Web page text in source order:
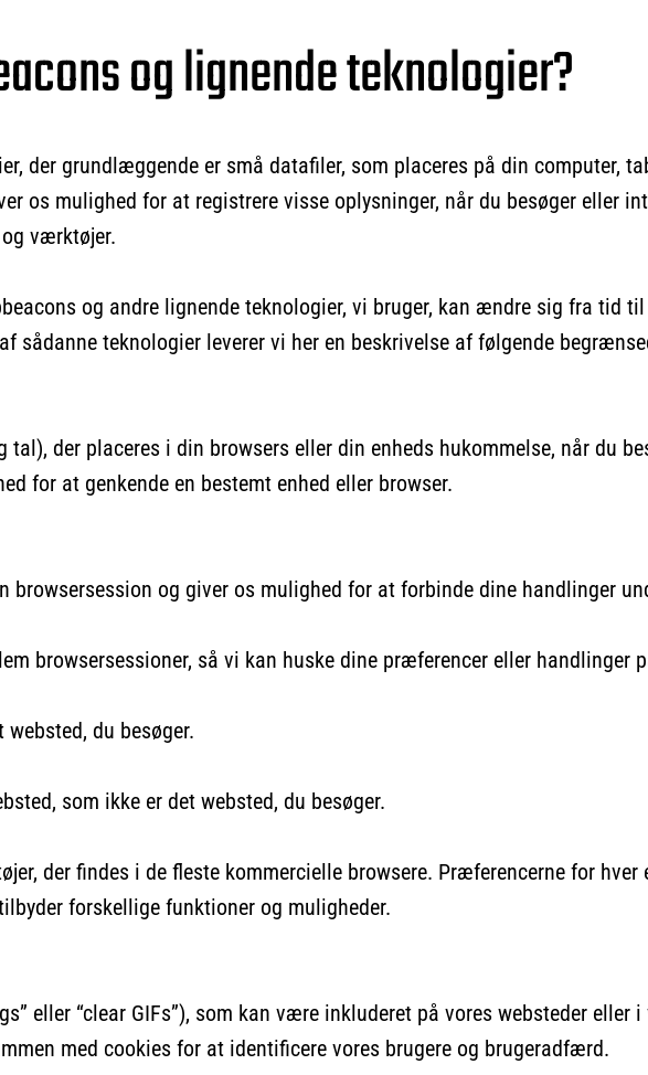
og lignende teknologier?
der grundlæggende er små datafiler, som placeres på din computer,
os mulighed for at registrere visse oplysninger, når du besøger eller
værktøjer.
og andre lignende teknologier, vi bruger, kan ændre sig fra tid
sådanne teknologier leverer vi her en beskrivelse af følgende
der placeres i din browsers eller din enheds hukommelse, når du
for at genkende en bestemt enhed eller browser.
browsersession og giver os mulighed for at forbinde dine handlinger
browsersessioner, så vi kan huske dine præferencer eller handlinger
du besøger.
som ikke er det websted, du besøger.
der findes i de fleste kommercielle browsere. Præferencerne for hver
forskellige funktioner og muligheder.
eller “clear GIFs”), som kan være inkluderet på vores websteder eller
med cookies for at identificere vores brugere og brugeradfærd.